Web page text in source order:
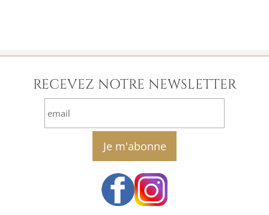
RECEVEZ NOTRE NEWSLETTER
email